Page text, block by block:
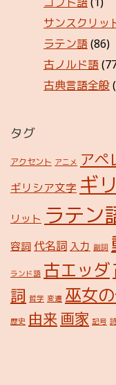
サンスクリッ
ラテン語(86)
古ノルド語
古典言語全般
タグ
アクセント アニメ アペ
ギリシア文字 ギ
リット ラテン
容詞 代名詞 入力 副詞
ランド語 古エッダ
詞 哲学 変遷 巫女
歴史 由来画家 記号